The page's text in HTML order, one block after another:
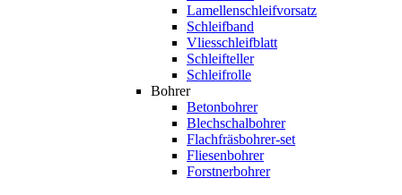
Lamellenschleifvorsatz
Schleifband
Vliesschleifblatt
Schleifteller
Schleifrolle
Bohrer
Betonbohrer
Blechschalbohrer
Flachfräsbohrer-set
Fliesenbohrer
Forstnerbohrer